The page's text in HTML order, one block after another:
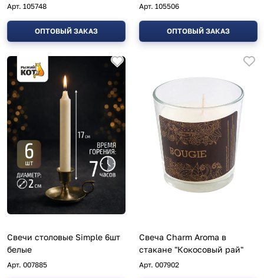
Арт. 105748
ОПТОВЫЙ ЗАКАЗ
Арт. 105506
ОПТОВЫЙ ЗАКАЗ
Свечи столовые Simple 6шт
белые
Арт. 007885
Свеча Charm Aroma в
стакане "Кокосовый рай"
Арт. 007902